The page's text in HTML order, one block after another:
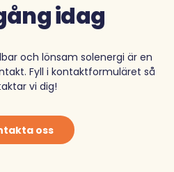
idag
och lönsam solenergi är en
Fyll i kontaktformuläret så
vi dig!
oss